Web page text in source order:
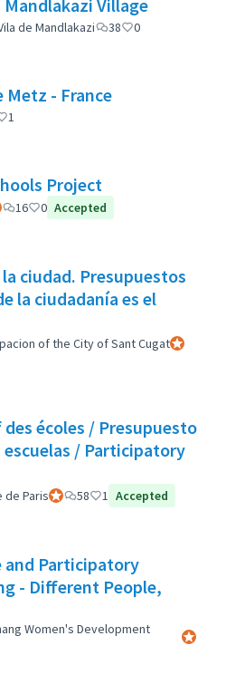
Village
de Mandlakazi 38 0
Metz - France
officiel
1
Project
officiel
16 0 Accepted
ciudad. Presupuestos
la ciudadanía es el
of the City of Sant Cugat
écoles / Presupuesto
/ Participatory
de ParisParticipant officiel
58 1 Accepted
and Participatory
- Different People,
Women's Development